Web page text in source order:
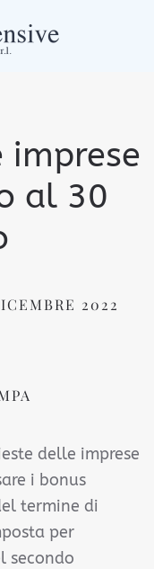
al 30
2022
delle imprese
i bonus
termine di
per
secondo